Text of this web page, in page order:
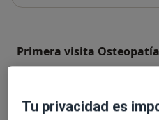
Primera visita Osteopatía
Desde 55 €
Detalles
Visita Osteopatía
Tu privacidad es